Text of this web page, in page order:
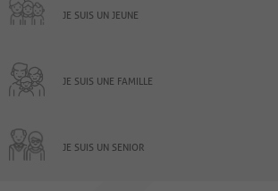
JE SUIS UN JEUNE
JE SUIS UNE FAMILLE
JE SUIS UN SENIOR